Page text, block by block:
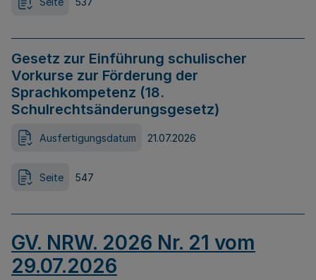
Gesetz zur Einführung schulischer
Vorkurse zur Förderung der
Sprachkompetenz (18.
Schulrechtsänderungsgesetz)
Ausfertigungsdatum 21.07.2026
Seite 547
GV. NRW. 2026 Nr. 21 vom
29.07.2026